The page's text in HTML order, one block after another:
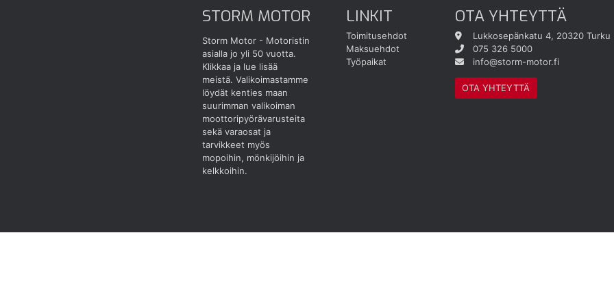
STORM MOTOR
Storm Motor - Motoristin
asialla jo yli 50 vuotta.
Klikkaa ja lue lisää
meistä. Valikoimastamme
löydät kenties maan
suurimman valikoiman
moottoripyörävarusteita
sekä varaosat ja
tarvikkeet myös
mopoihin, mönkijöihin ja
kelkkoihin.
LINKIT
Toimitusehdot
Maksuehdot
Työpaikat
OTA YHTEYTTÄ
Lukkosepänkatu 4, 20320 Turku
075 326 5000
info@storm-motor.fi
OTA YHTEYTTÄ